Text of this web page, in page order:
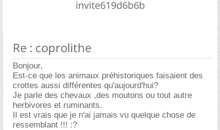
invite619d6b6b
Re : coprolithe
Bonjour,
Est-ce que les animaux préhistoriques faisaient des
crottes aussi différentes qu'aujourd'hui?
Je parle des chevaux ,des moutons ou tout autre
herbivores et ruminants.
Il est vrais que je n'ai jamais vu quelque chose de
ressemblant !!! :?